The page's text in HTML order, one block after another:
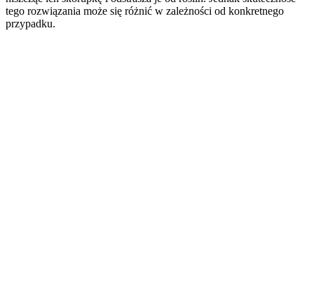
tego rozwiązania może się różnić w zależności od konkretnego
przypadku.